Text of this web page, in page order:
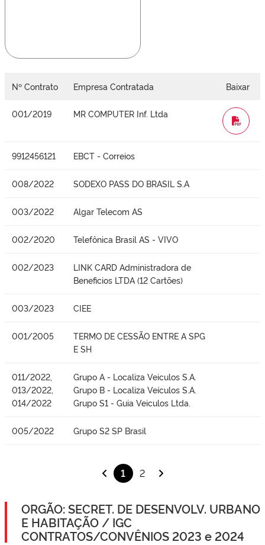
Nº Contrato Empresa Contratada Baixar
001/2019 MR COMPUTER Inf. Ltda
WORD
9912456121 EBCT - Correios
008/2022 SODEXO PASS DO BRASIL S.A
003/2022 Algar Telecom AS
002/2020 Telefônica Brasil AS - VIVO
002/2023
LINK CARD Administradora de
Beneficios LTDA (12 Cartões)
003/2023 CIEE
001/2005
TERMO DE CESSÃO ENTRE A SPG
E SH
011/2022,
013/2022,
014/2022
Grupo A - Localiza Veiculos S.A.
Grupo B - Localiza Veículos S.A.
Grupo S1 - Guia Veiculos Ltda.
005/2022 Grupo S2 SP Brasil
1 2
ORGÃO: SECRET. DE DESENVOLV. URBANO
E HABITAÇÃO / IGC
CONTRATOS/CONVÊNIOS 2023 e 2024